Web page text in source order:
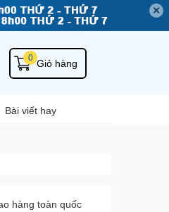
✕
Giỏ hàng
0
Bài viết hay
hàng toàn quốc